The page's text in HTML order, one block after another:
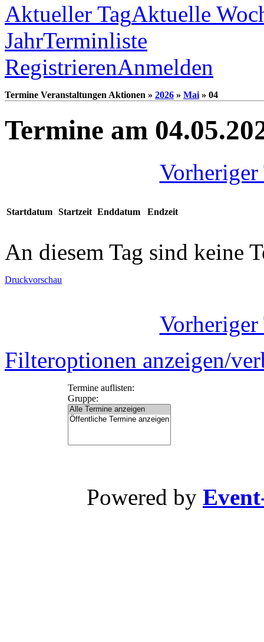
Aktueller TagAktuelle
JahrTerminliste
RegistrierenAnmelden
Termine Veranstaltungen Aktionen » 2026 » Mai » 04
Termine am
Vorheriger
Startdatum Startzeit Enddatum Endzeit
An diesem Tag sind keine
Druckvorschau
Vorheriger
Filteroptionen anzeigen/
Termine auflisten:
Gruppe:
Powered by